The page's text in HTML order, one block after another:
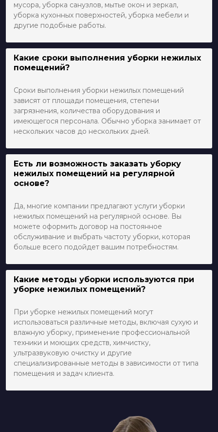
мусора, уборка санузлов, мытье окон и зеркал,
уборка кухонных поверхностей, уборка мебели и
другие подобные работы.
Какие сроки выполнения уборки нежилых
помещений?
Сроки выполнения уборки нежилых помещений
зависят от площади помещения, степени
загрязнения, количества оборудования и
имеющегося персонала. Обычно уборка занимает от
нескольких часов до нескольких дней.
Есть ли возможность заказать уборку
нежилых помещений на регулярной
основе?
Да, многие компании предлагают услуги уборки
нежилых помещений на регулярной основе. Вы
можете оформить договор на постоянное
обслуживание и выбрать частоту уборки, которая
больше всего подойдет вашим потребностям.
Какие методы уборки используются при
уборке нежилых помещений?
При уборке нежилых помещений могут
использоваться различные методы, включая сухую и
влажную уборку, применение профессиональной
техники и моющих средств, химчистку,
ультразвуковую очистку и другие
специализированные методы в зависимости от типа
помещения и задач клиента.